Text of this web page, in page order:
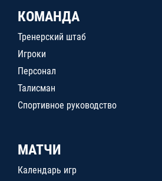
КОМАНДА
Тренерский штаб
Игроки
Персонал
Талисман
Спортивное руководство
МАТЧИ
Календарь игр